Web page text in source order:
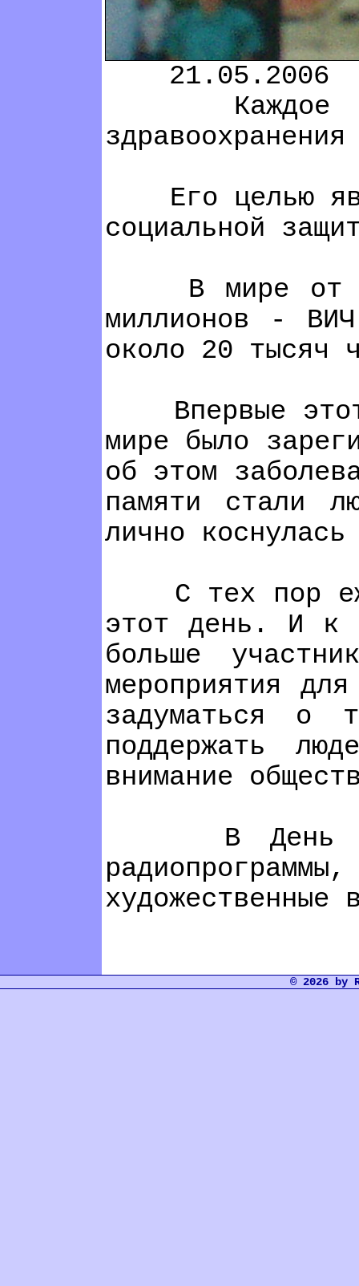
21.05.2006
Каждое
Его целью
социальной
В мире от
миллионов -
около 20 тысяч
Впервые этот
мире было
об этом
памяти стали
лично
С тех пор
этот день. И к
больше
мероприятия
задуматься о
поддержать
внимание
В День
художественные
© 2026 by